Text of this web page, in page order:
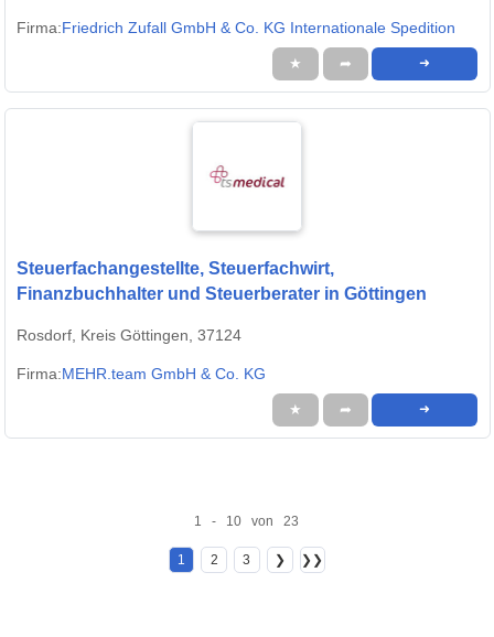
Firma:Friedrich Zufall GmbH & Co. KG Internationale Spedition
★ ➦ ➜
Steuerfachangestellte, Steuerfachwirt,
Finanzbuchhalter und Steuerberater in Göttingen
Rosdorf, Kreis Göttingen, 37124
Firma:MEHR.team GmbH & Co. KG
★ ➦ ➜
1 - 10 von 23
1 2 3 ❯ ❯❯